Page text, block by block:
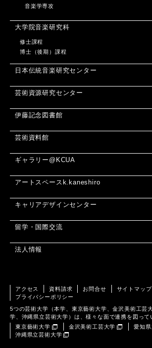
音楽学専攻
大学院音楽研究科
修士課程
博士（後期）課程
日本伝統音楽研究センター
芸術資源研究センター
伊藤記念図書館
芸術資料館
ギャラリー@KCUA
アートスペースk.kaneshiro
キャリアデザインセンター
留学・国際交流
法人情報
アクセス 資料請求 お問合せ
サイトマップ
プライバシーポリシー
5つの芸術大学（本学、東京藝術大学、金沢美術工芸
学、沖縄県立芸術大学）は、様々な面で連携を図って
東京藝術大学
金沢美術工芸大学
愛知
沖縄県立芸術大学